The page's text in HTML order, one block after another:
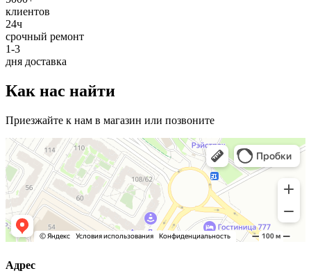
клиентов
24ч
срочный ремонт
1-3
дня доставка
Как нас найти
Приезжайте к нам в магазин или позвоните
Адрес